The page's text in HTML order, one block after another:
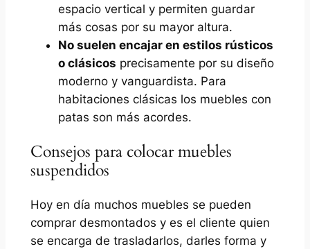
espacio vertical y permiten guardar
más cosas por su mayor altura.
No suelen encajar en estilos rústicos
o clásicos precisamente por su diseño
moderno y vanguardista. Para
habitaciones clásicas los muebles con
patas son más acordes.
Consejos para colocar muebles
suspendidos
Hoy en día muchos muebles se pueden
comprar desmontados y es el cliente quien
se encarga de trasladarlos, darles forma y